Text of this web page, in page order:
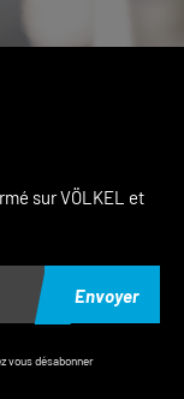
sur VÖLKEL et
Envoyer
vous désabonner